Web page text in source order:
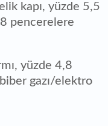
kapı, yüzde 5,5
pencerelere
yüzde 4,8
gazı/elektro